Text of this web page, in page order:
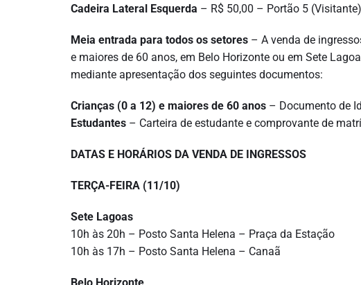
Cadeira Lateral Esquerda – R$ 50,00 – Portão 5 (Visitante)
Meia entrada para todos os setores – A venda de
e maiores de 60 anos, em Belo Horizonte ou em Sete
mediante apresentação dos seguintes documentos:
Crianças (0 a 12) e maiores de 60 anos – Documento de
Estudantes – Carteira de estudante e comprovante de
DATAS E HORÁRIOS DA VENDA DE INGRESSOS
TERÇA-FEIRA (11/10)
Sete Lagoas
10h às 20h – Posto Santa Helena – Praça da Estação
10h às 17h – Posto Santa Helena – Canaã